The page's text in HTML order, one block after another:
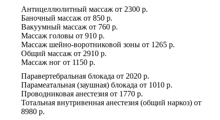
Антицеллюлитный массаж от 2300 р.
Баночный массаж от 850 р.
Вакуумный массаж от 760 р.
Массаж головы от 910 р.
Массаж шейно-воротниковой зоны от 1265 р.
Общий массаж от 2910 р.
Массаж ног от 1150 р.
Паравертебральная блокада от 2020 р.
Парамеатальная (заушная) блокада от 1010 р.
Проводниковая анестезия от 1770 р.
Тотальная внутривенная анестезия (общий наркоз) от
8980 р.